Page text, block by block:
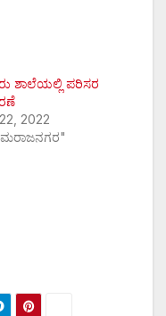
ಶಾಲೆಯಲ್ಲಿ ಪರಿಸರ
2022